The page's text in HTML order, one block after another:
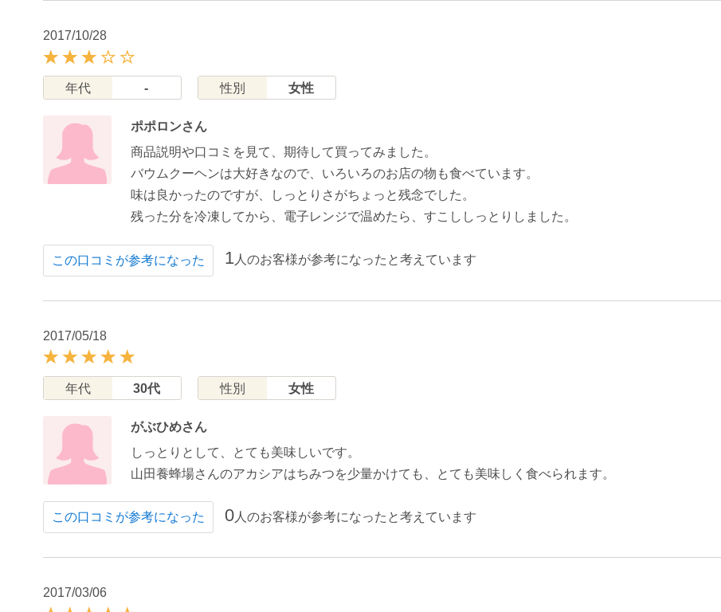
2017/10/28
年代 - 性別 女性
ポポロンさん
商品説明や口コミを見て、期待して買ってみました。
バウムクーヘンは大好きなので、いろいろのお店の物も食べています。
味は良かったのですが、しっとりさがちょっと残念でした。
残った分を冷凍してから、電子レンジで温めたら、すこししっとりしました。
この口コミが参考になった 1 人のお客様が参考になったと考えています
2017/05/18
年代 30代 性別 女性
がぶひめさん
しっとりとして、とても美味しいです。
山田養蜂場さんのアカシアはちみつを少量かけても、とても美味しく食べられます。
この口コミが参考になった 0人のお客様が参考になったと考えています
2017/03/06